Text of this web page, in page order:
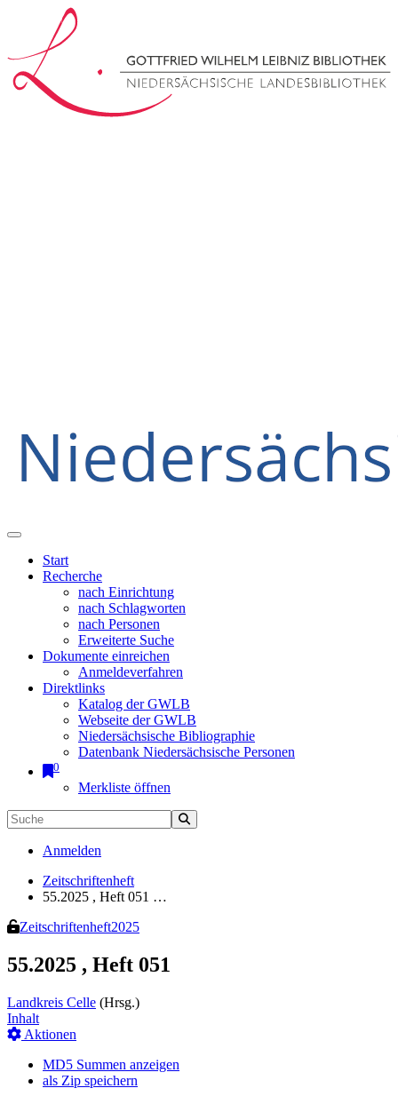
Start
Recherche
nach Einrichtung
nach Schlagworten
nach Personen
Erweiterte Suche
Dokumente einreichen
Anmeldeverfahren
Direktlinks
Katalog der GWLB
Webseite der GWLB
Niedersächsische Bibliographie
Datenbank Niedersächsische Personen
0
Merkliste öffnen
Anmelden
Zeitschriftenheft
55.2025 , Heft 051 …
Zeitschriftenheft2025
55.2025 , Heft 051
Landkreis Celle (Hrsg.)
Inhalt
Aktionen
MD5 Summen anzeigen
als Zip speichern